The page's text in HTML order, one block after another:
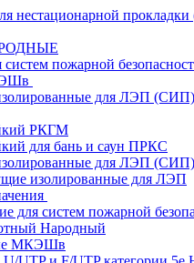
нестационарной
пожарной
для ЛЭП (СИП)
РКГМ
для бань и саун ПРКС
для ЛЭП (СИП)
изолированные для ЛЭП
для систем пожарной
Народный
МКЭШв